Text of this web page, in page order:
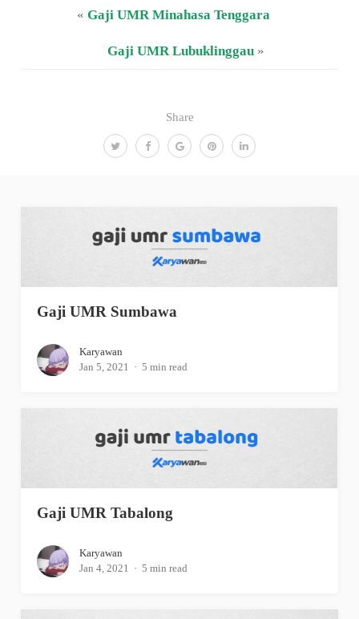
Share
« Gaji UMR Minahasa Tenggara
Gaji UMR Lubuklinggau»
Gaji UMR Sumbawa
Karyawan
Jan 5, 2021
5 min read
Gaji UMR Tabalong
Karyawan
Jan 4, 2021
5 min read